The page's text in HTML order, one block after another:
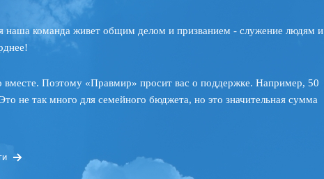
наша команда живет общим делом и призванием - служение людям и
вместе. Поэтому «Правмир» просит вас о поддержке. Например, 50
не так много для семейного бюджета, но это значительная сумма